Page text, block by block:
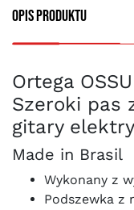
Opis produktu
Ortega
Szeroki pas
gitary
Made in Brasil
Wykonany z
Podszewka z